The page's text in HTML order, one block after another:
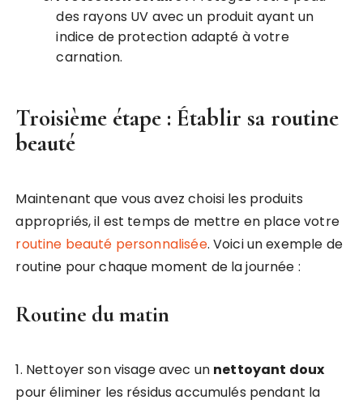
des rayons UV avec un produit ayant un
indice de protection adapté à votre
carnation.
Troisième étape : Établir sa routine
beauté
Maintenant que vous avez choisi les produits
appropriés, il est temps de mettre en place votre
routine beauté personnalisée. Voici un exemple de
routine pour chaque moment de la journée :
Routine du matin
1. Nettoyer son visage avec un nettoyant doux
pour éliminer les résidus accumulés pendant la